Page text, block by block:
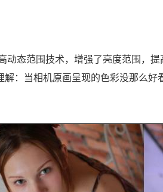
动态范围技术，增强了亮度范围，
解：当相机原画呈现的色彩没那么